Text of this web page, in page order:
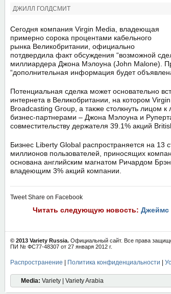
ДЖИЛЛ ГОЛДСМИТ
Сегодня компания Virgin Media, владеющая
примерно сорока процентами кабельного
рынка Великобритании, официально
потдвердила факт обсуждения “возможной
миллиардера Джона Мэлоуна (John Malone).
“дополнительная информация будет
Потенциальная сделка может основательно
интернета в Великобритании, на котором
Broadcasting Group, а также столкнуть лицом
бизнес-партнерами – Джона Мэлоуна и
совместительству держателя 39.1% акций
Бизнес Liberty Global распространяется на 13
миллионов пользователей, приносящих
основана английским магнатом Ричардом
владеющим 3% акций компании.
TweetShare on Facebook
Читать следующую новость: Джеймс
© 2013 Variety Russia. Официальный сайт. Все права
ПИ № ФС77-48307 от 27 января 2012 г.
Распространение Политика конфиденциальности
Media: Variety | Variety Arabia